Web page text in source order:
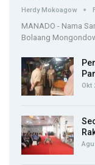
Herdy Mokoagow
MANADO - Nama
Bolaang
Okt
Agu